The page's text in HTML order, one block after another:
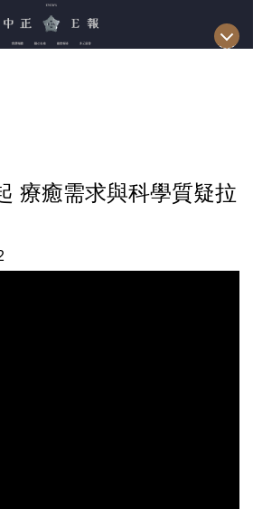
療癒需求與科學質疑拉